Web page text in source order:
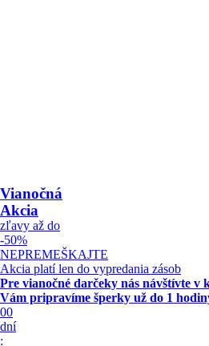
Vianočná
Akcia
zľavy až do
-50%
NEPREMEŠKAJTE
Akcia platí len do vypredania zásob
Pre vianočné darčeky nás návštívte v
Vám pripravíme šperky už do 1
00
dní
: